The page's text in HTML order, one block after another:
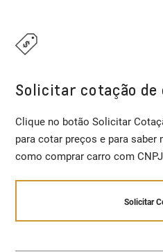
Solicitar cotação de
Clique no botão Solicitar
para cotar preços e para
como comprar carro com
Solicitar